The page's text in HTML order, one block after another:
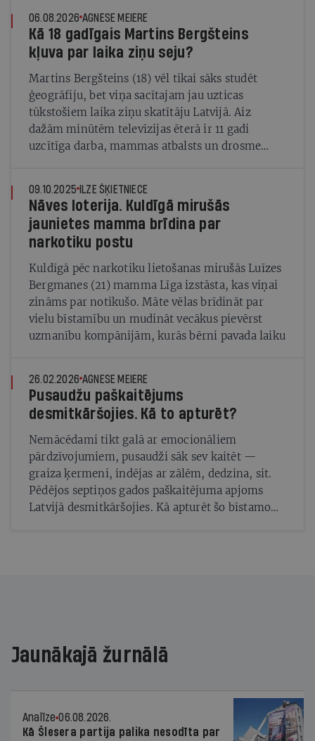
06.08.2026 AGNESE MEIERE
Kā 18 gadīgais Martins Bergšteins
kļuva par laika ziņu seju?
Martins Bergšteins (18) vēl tikai sāks studēt
ģeogrāfiju, bet viņa sacītajam jau uzticas
tūkstošiem laika ziņu skatītāju Latvijā. Aiz
dažām minūtēm televīzijas ēterā ir 11 gadi
uzcītīga darba, mammas atbalsts un drosme
09.10.2025 ILZE ŠĶIETNIECE
Nāves loterija. Kuldīgā mirušās
jaunietes mamma brīdina par
narkotiku postu
Kuldīgā pēc narkotiku lietošanas mirušās Luīzes
Bergmanes (21) mamma Līga izstāsta, kas viņai
zināms par notikušo. Māte vēlas brīdināt par
vielu bīstamību un mudināt vecākus pievērst
uzmanību kompānijām, kurās bērni pavada laiku
26.02.2026 AGNESE MEIERE
Pusaudžu paškaitējums
desmitkāršojies. Kā to apturēt?
Nemācēdami tikt galā ar emocionāliem
pārdzīvojumiem, pusaudži sāk sev kaitēt —
graiza ķermeni, indējas ar zālēm, dedzina, sit.
Pēdējos septiņos gados paškaitējuma apjoms
Latvijā desmitkāršojies. Kā apturēt šo bīstamo
Jaunākajā žurnālā
Analīze 06.08.2026.
Kā Šlesera partija palika nesodīta par